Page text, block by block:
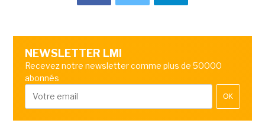
NEWSLETTER LMI
Recevez notre newsletter comme plus de 50000
abonnés
OK